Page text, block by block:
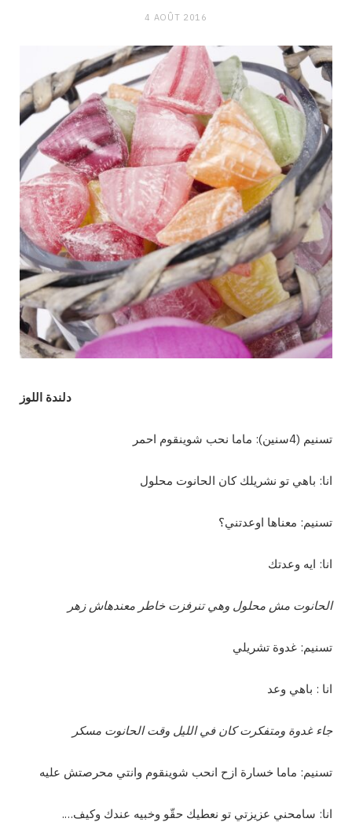
4 AOÛT 2016
دلندة اللوز
تسنيم (4سنين): ماما نحب شوينقوم احمر
انا: باهي تو نشريلك كان الحانوت محلول
تسنيم: معناها اوعدتني؟
انا: ايه وعدتك
الحانوت مش محلول وهي تنرفزت خاطر معندهاش زهر
تسنيم: غدوة تشريلي
انا : باهي وعد
جاء غدوة ومتفكرت كان في الليل وقت الحانوت مسكر
تسنيم: ماما خسارة ازح انحب شوينقوم وانتي محرصتش عليه
انا: سامحني عزيزتي تو نعطيك حقّو وخبيه عندك وكيف….